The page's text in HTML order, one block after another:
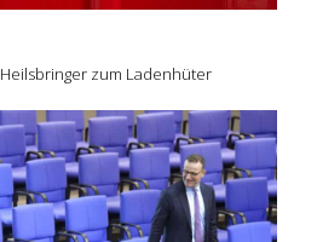
zum Ladenhüter